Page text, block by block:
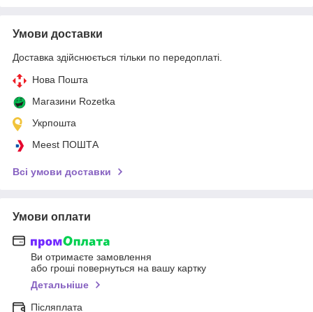
Умови доставки
Доставка здійснюється тільки по передоплаті.
Нова Пошта
Магазини Rozetka
Укрпошта
Meest ПОШТА
Всі умови доставки
Умови оплати
Ви отримаєте замовлення
або гроші повернуться на вашу картку
Детальніше
Післяплата